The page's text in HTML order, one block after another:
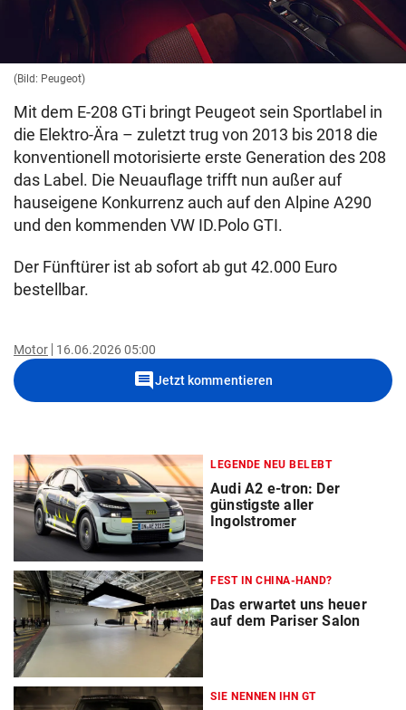
(Bild: Peugeot)
Mit dem E-208 GTi bringt Peugeot sein Sportlabel in
die Elektro-Ära – zuletzt trug von 2013 bis 2018 die
konventionell motorisierte erste Generation des 208
das Label. Die Neuauflage trifft nun außer auf
hauseigene Konkurrenz auch auf den Alpine A290
und den kommenden VW ID.Polo GTI.
Der Fünftürer ist ab sofort ab gut 42.000 Euro
bestellbar.
Motor 16.06.2026 05:00
commentJetzt kommentieren
LEGENDE NEU BELEBT
Audi A2 e-tron: Der
günstigste aller
Ingolstromer
FEST IN CHINA-HAND?
Das erwartet uns heuer
auf dem Pariser Salon
SIE NENNEN IHN GT